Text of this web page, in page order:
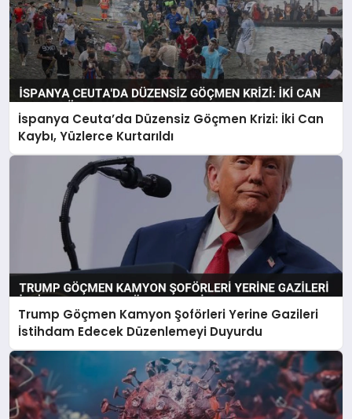
İspanya Ceuta’da Düzensiz Göçmen Krizi: İki Can
Kaybı, Yüzlerce Kurtarıldı
Trump Göçmen Kamyon Şoförleri Yerine Gazileri
İstihdam Edecek Düzenlemeyi Duyurdu